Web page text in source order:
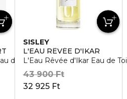
de Toilette
SISLEY
L'EAU RÊVÉE D'IKAR
L'Eau Rêvée d'Ikar Eau de
32 925 Ft
43 900 Ft